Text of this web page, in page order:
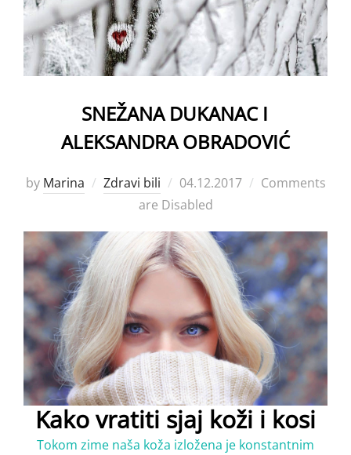
SNEŽANA DUKANAC I
ALEKSANDRA OBRADOVIĆ
by Marina Zdravi bili
Posted
on
04.12.2017
Comments
are Disabled
Kako vratiti sjaj koži i kosi
Tokom zime naša koža izložena je konstantnim